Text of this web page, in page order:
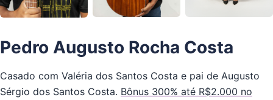
Pedro Augusto Rocha Costa
Casado com Valéria dos Santos Costa e pai de Augusto
Sérgio dos Santos Costa. Bônus 300% até R$2.000 no